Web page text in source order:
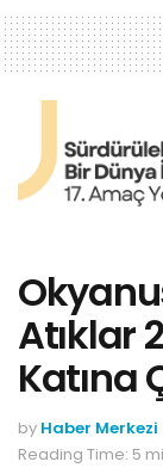
Atıklar
Katına
by Haber Merkezi
Reading Time: 5